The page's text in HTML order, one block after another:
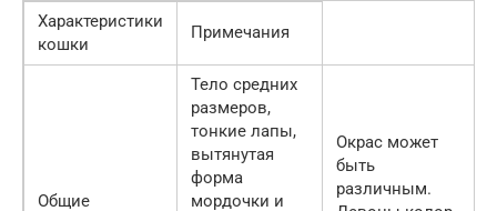
Характеристики
кошки
Примечания
Общие
Тело средних
размеров,
тонкие лапы,
вытянутая
форма
мордочки и
Окрас может
быть
различным.